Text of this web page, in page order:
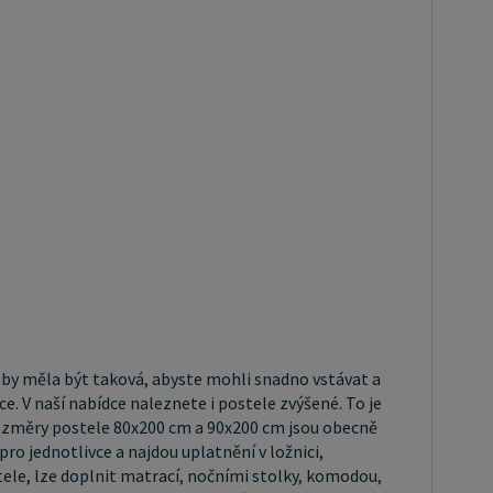
odstínu. Tento materiál je často používán v
například pro výrobu postelí nebo knihoven.
masivu borovice jsou oblíbené pro svůj přírodní
Klasická postel je typ
měla být taková, abyste mohli snadno vstávat a
V naší nabídce naleznete i postele zvýšené. To je
postele 80x200 cm a 90x200 cm jsou obecně
jednotlivce a najdou uplatnění v ložnici,
lze doplnit matrací, nočními stolky, komodou,